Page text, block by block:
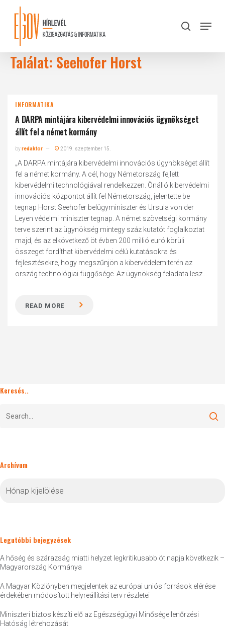
content
search
Menu
Találat: Seehofer Horst
INFORMATIKA
A DARPA mintájára kibervédelmi innovációs ügynökséget
állít fel a német kormány
byredaktor 2019. szeptember 15.
„A DARPA mintájára kibervédelmi innovációs ügynökséget állít
fel a német kormány. A cél, hogy Németország fejlett
kibervédelmi technológiával rendelkezzen. Önálló kibervédelmi
innovációs központot állít fel Németország, jelentette be
tegnap Horst Seehofer belügyminiszter és Ursula von der
Leyen védelmi miniszter tegnap. A német szövetségi kormány
terve szerint az ügynökség mintegy száz kutatót foglalkoztat
majd, és az elkövetkező öt évben 200 millió euró körüli
összeget fordíthat kibervédelmi célú kutatásokra és
fejlesztésekre, hogy megszűnjön a kibervédelem terén az
ország technológiai függősége. Az ügynökség feladata lesz...
READ MORE
Keresés..
Archívum
Legutóbbi bejegyzések
A hőség és szárazság miatti helyzet legkritikusabb öt napja következik –
Magyarország Kormánya
A Magyar Közlönyben megjelentek az európai uniós források elérése
érdekében módosított helyreállítási terv részletei
Miniszteri biztos készíti elő az Egészségügyi Minőségellenőrzési
Hatóság létrehozását
Close